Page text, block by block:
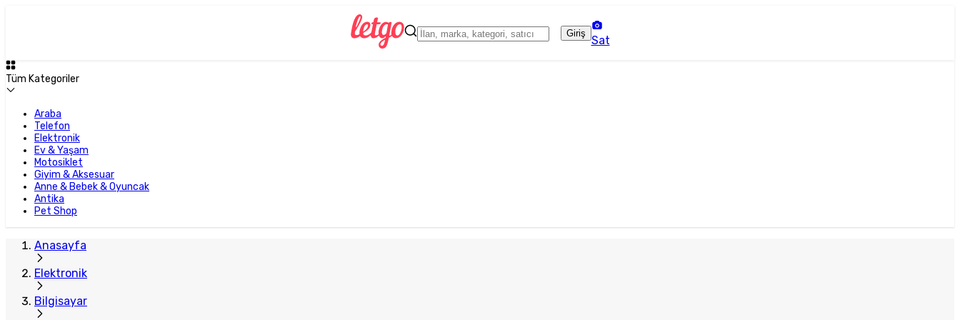
Giriş
Sat
Tüm Kategoriler
Araba
Telefon
Elektronik
Ev & Yaşam
Motosiklet
Giyim & Aksesuar
Anne & Bebek & Oyuncak
Antika
Pet Shop
Anasayfa
Elektronik
Bilgisayar